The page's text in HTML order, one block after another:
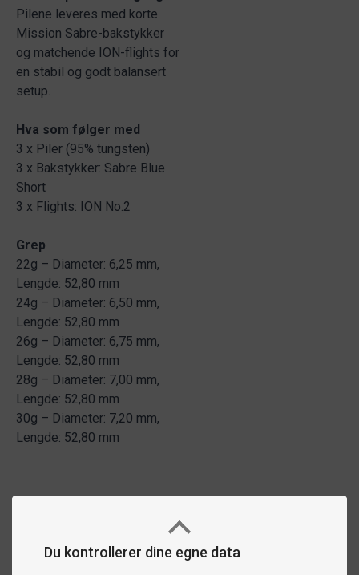
Du kontrollerer dine egne data
Pilene leveres med korte
Mission Sabre-bakstykker
og matchende ION-flights for
en stabil og godt balansert
setup.
Hva som følger med
3 x Piler (95% tungsten)
3 x Bakstykker: Sabre Blue
Short
3 x Flights: ION No.2
Grep
22g – Diameter: 6,25 mm,
Lengde: 52,80 mm
24g – Diameter: 6,50 mm,
Lengde: 52,80 mm
26g – Diameter: 6,75 mm,
Lengde: 52,80 mm
28g – Diameter: 7,00 mm,
Lengde: 52,80 mm
30g – Diameter: 7,20 mm,
Lengde: 52,80 mm